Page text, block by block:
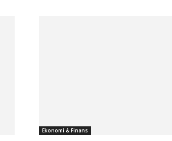
Ekonomi & Finans